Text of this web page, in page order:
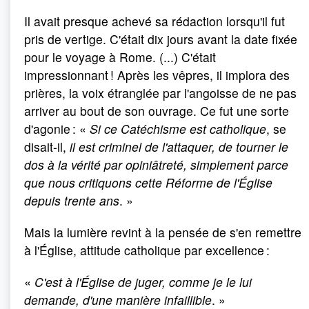
Il avait presque achevé sa rédaction lorsqu'il fut
pris de vertige. C'était dix jours avant la date fixée
pour le voyage à Rome. (...) C'était
impressionnant ! Après les vêpres, il implora des
prières, la voix étranglée par l'angoisse de ne pas
arriver au bout de son ouvrage. Ce fut une sorte
d'agonie : « Si ce Catéchisme est catholique, se
disait-il, il est criminel de l'attaquer, de tourner le
dos à la vérité par opiniâtreté, simplement parce
que nous critiquons cette Réforme de l'Église
depuis trente ans. »
Mais la lumière revint à la pensée de s'en remettre
à l'Église, attitude catholique par excellence :
« C'est à l'Église de juger, comme je le lui
demande, d'une manière infaillible. »